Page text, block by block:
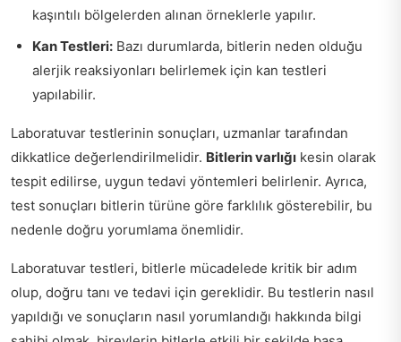
kaşıntılı bölgelerden alınan örneklerle yapılır.
Kan Testleri: Bazı durumlarda, bitlerin neden olduğu
alerjik reaksiyonları belirlemek için kan testleri
yapılabilir.
Laboratuvar testlerinin sonuçları, uzmanlar tarafından
dikkatlice değerlendirilmelidir. Bitlerin varlığı kesin olarak
tespit edilirse, uygun tedavi yöntemleri belirlenir. Ayrıca,
test sonuçları bitlerin türüne göre farklılık gösterebilir, bu
nedenle doğru yorumlama önemlidir.
Laboratuvar testleri, bitlerle mücadelede kritik bir adım
olup, doğru tanı ve tedavi için gereklidir. Bu testlerin nasıl
yapıldığı ve sonuçların nasıl yorumlandığı hakkında bilgi